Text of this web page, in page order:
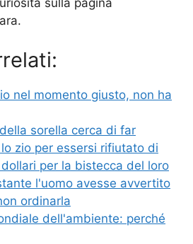
sulla pagina
nel momento giusto, non ha
sorella cerca di far
zio per essersi rifiutato di
per la bistecca del loro
l'uomo avesse avvertito
ordinarla
dell'ambiente: perché